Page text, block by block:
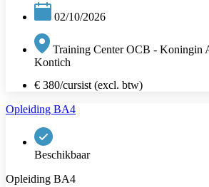
02/10/2026
Training Center OCB - Koningin
Kontich
€ 380/cursist (excl. btw)
Opleiding BA4
Beschikbaar
Opleiding BA4